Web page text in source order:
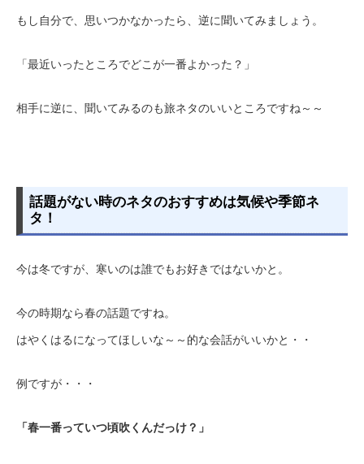
もし自分で、思いつかなかったら、逆に聞いてみましょう。
「最近いったところでどこが一番よかった？」
相手に逆に、聞いてみるのも旅ネタのいいところですね～～
話題がない時のネタのおすすめは気候や季節ネ
タ！
今は冬ですが、寒いのは誰でもお好きではないかと。
今の時期なら春の話題ですね。
はやくはるになってほしいな～～的な会話がいいかと・・
例ですが・・・
「春一番っていつ頃吹くんだっけ？」